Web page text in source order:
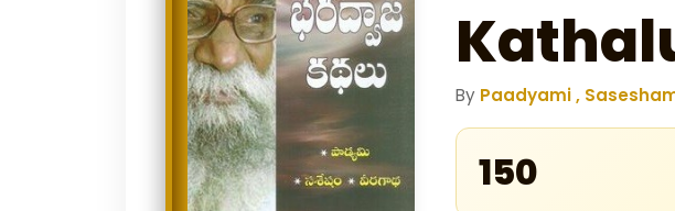
By Paadyami ,
₹150